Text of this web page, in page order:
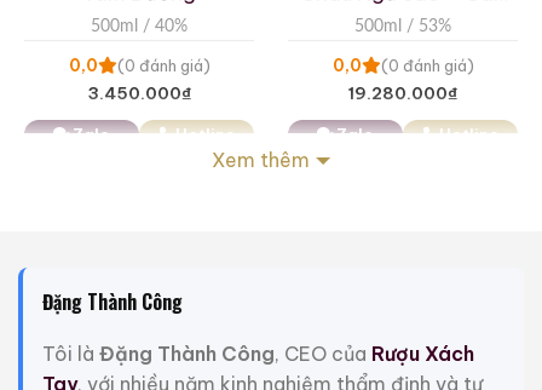
500ml / 40%
0,0 (0 đánh giá)
3.450.000₫
Zalo Hotline
Họa Hữu Nghị 2021
500ml / 53%
0,0 (0 đánh giá)
19.280.000₫
Zalo Hotline
Xem thêm
Đặng Thành Công
Tôi là Đặng Thành Công, CEO của Rượu Xách
Tay, với nhiều năm kinh nghiệm thẩm định và tư